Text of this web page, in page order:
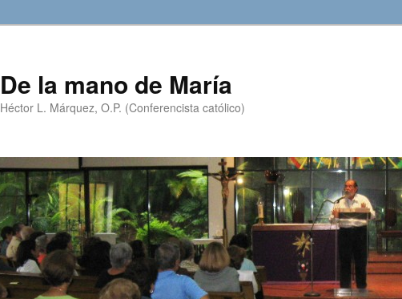
De la mano de María
Héctor L. Márquez, O.P. (Conferencista católico)